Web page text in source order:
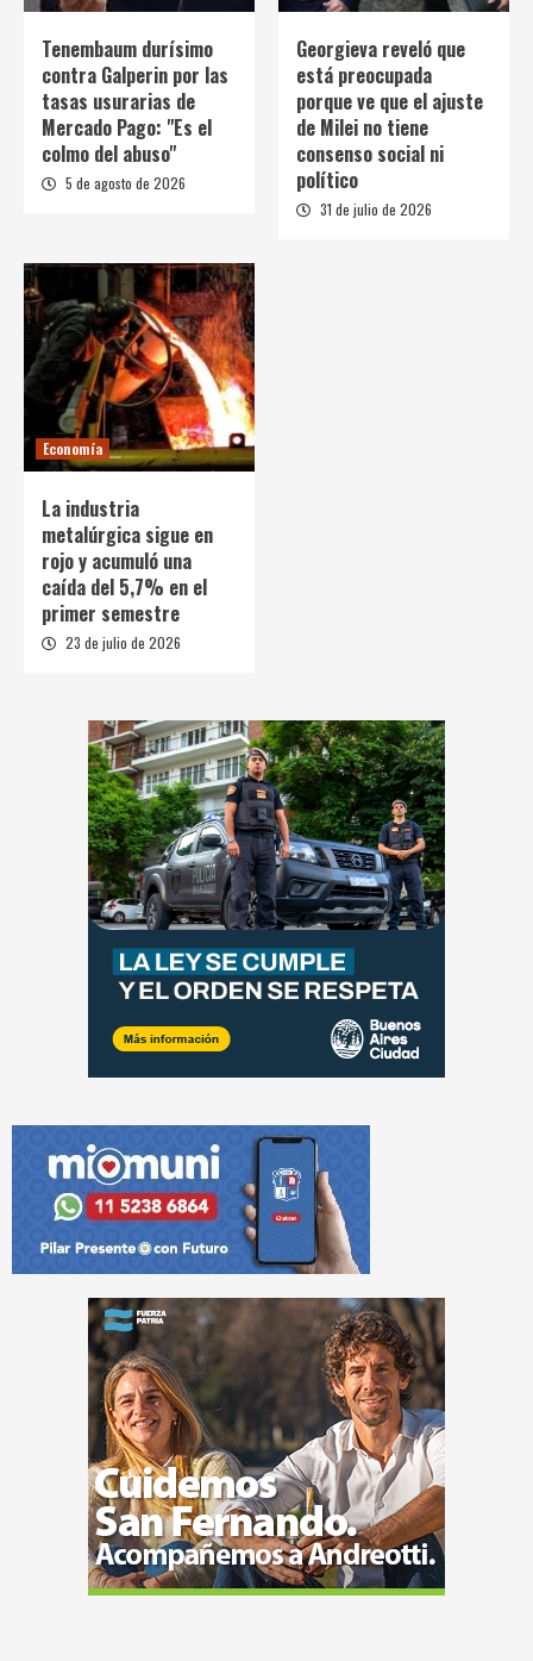
Tenembaum durísimo
contra Galperin por las
tasas usurarias de
Mercado Pago: "Es el
colmo del abuso"
5 de agosto de 2026
Georgieva reveló que
está preocupada
porque ve que el ajuste
de Milei no tiene
consenso social ni
político
31 de julio de 2026
Economía
La industria
metalúrgica sigue en
rojo y acumuló una
caída del 5,7% en el
primer semestre
23 de julio de 2026